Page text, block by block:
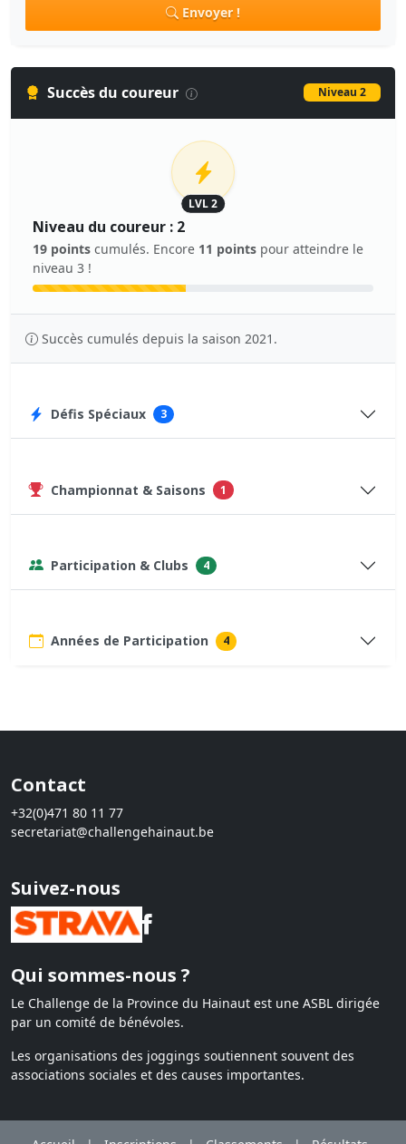
Envoyer !
Succès du coureur Niveau 2
LVL 2
Niveau du coureur : 2
19 points cumulés. Encore 11 points pour atteindre le
niveau 3 !
Succès cumulés depuis la saison 2021.
Défis Spéciaux 3
Championnat & Saisons 1
Participation & Clubs 4
Années de Participation 4
Contact
+32(0)471 80 11 77
secretariat@challengehainaut.be
Suivez-nous
Qui sommes-nous ?
Le Challenge de la Province du Hainaut est une ASBL dirigée
par un comité de bénévoles.
Les organisations des joggings soutiennent souvent des
associations sociales et des causes importantes.